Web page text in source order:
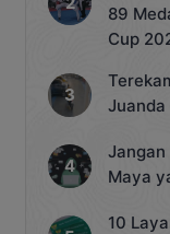
89
Cup
Juanda
Jangan
Maya
10